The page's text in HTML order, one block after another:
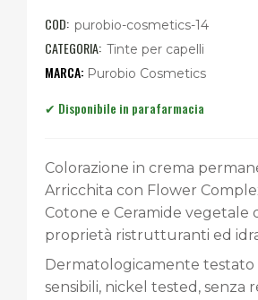
COD: purobio-cosmetics-14
CATEGORIA: Tinte per capelli
Purobio Cosmetics
Colorazione in crema
Arricchita con Flower
Cotone e Ceramide vegetale
proprietà ristrutturanti ed
Dermatologicamente testato
sensibili, nickel tested, senza